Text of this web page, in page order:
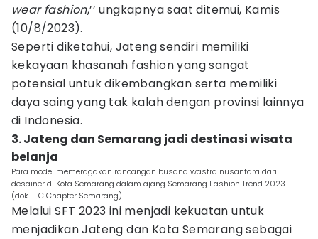
wear fashion,’’ ungkapnya saat ditemui, Kamis
(10/8/2023).
Seperti diketahui, Jateng sendiri memiliki
kekayaan khasanah fashion yang sangat
potensial untuk dikembangkan serta memiliki
daya saing yang tak kalah dengan provinsi lainnya
di Indonesia.
3. Jateng dan Semarang jadi destinasi wisata
belanja
Para model memeragakan rancangan busana wastra nusantara dari
desainer di Kota Semarang dalam ajang Semarang Fashion Trend 2023.
(dok. IFC Chapter Semarang)
Melalui SFT 2023 ini menjadi kekuatan untuk
menjadikan Jateng dan Kota Semarang sebagai